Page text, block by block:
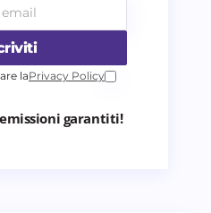
laPrivacy Policy
garantiti!